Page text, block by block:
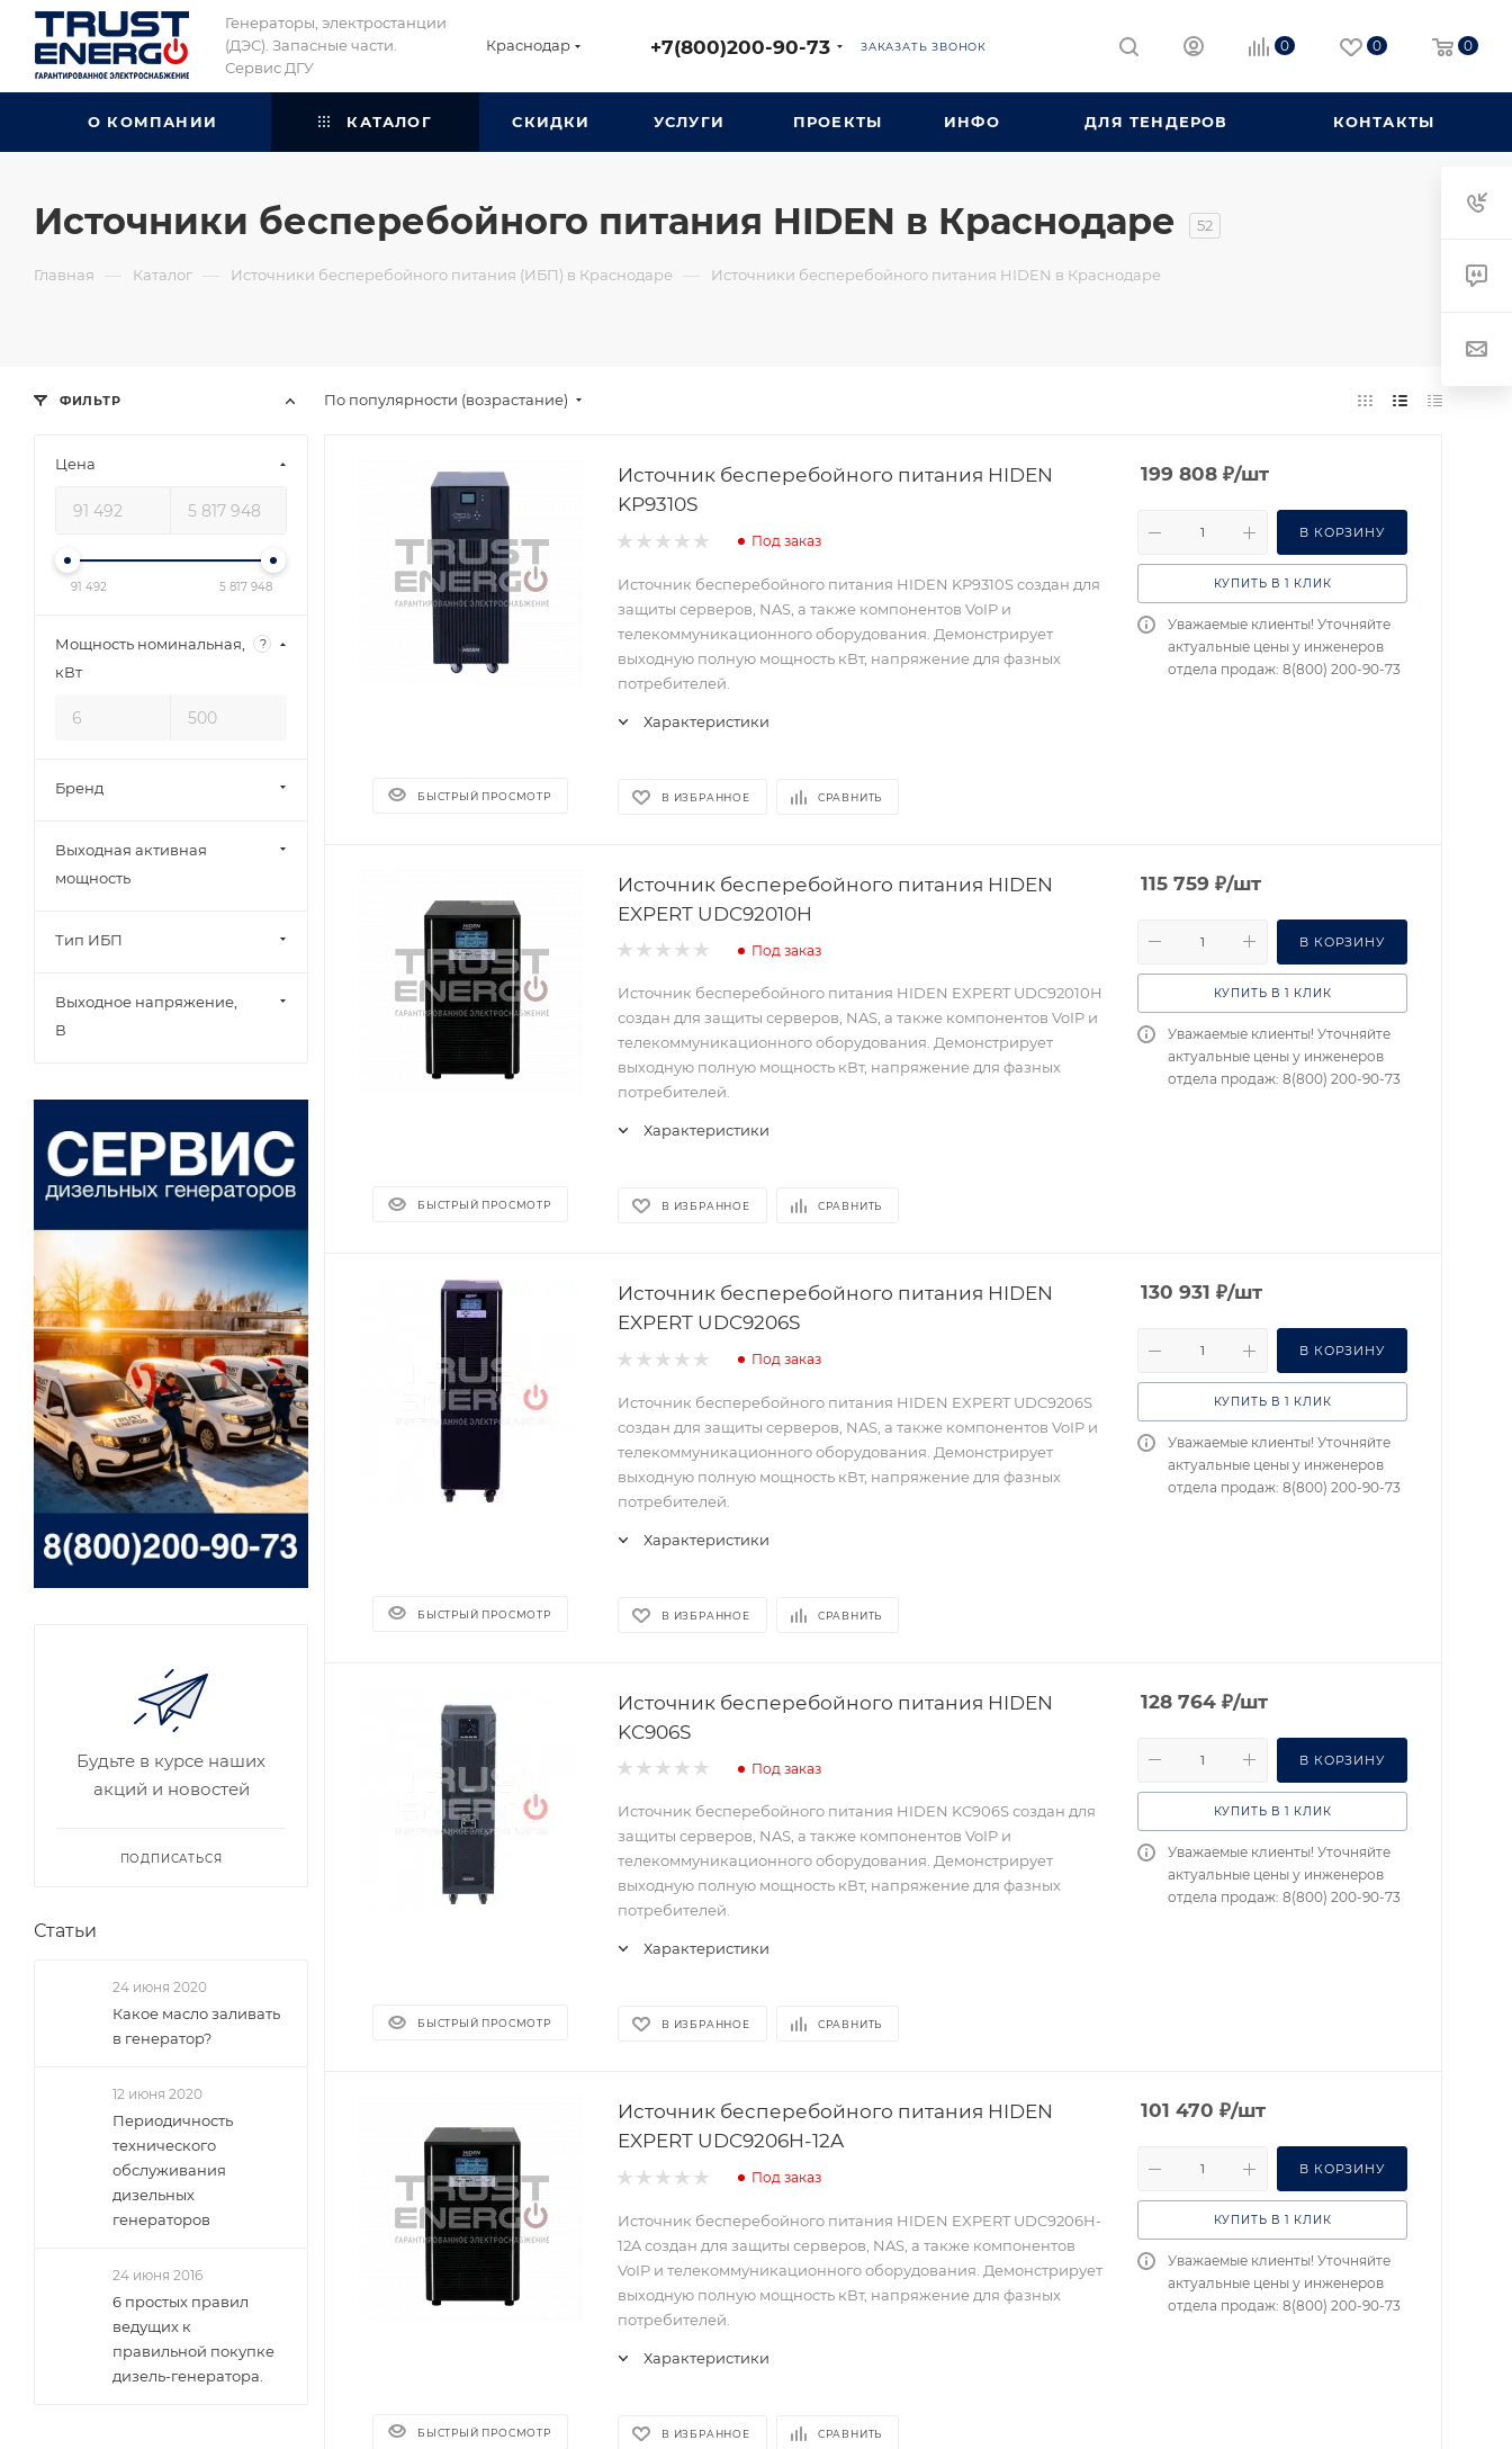
Генераторы, электростанции
(ДЭС). Запасные части.
Сервис ДГУ
Краснодар +7(800)200-90-73 ЗАКАЗАТЬ ЗВОНОК 0 0 0
О КОМПАНИИ КАТАЛОГ СКИДКИ УСЛУГИ ПРОЕКТЫ ИНФО ДЛЯ ТЕНДЕРОВ КОНТАКТЫ
Источники бесперебойного питания HIDEN в Краснодаре 52
Главная — Каталог — Источники бесперебойного питания (ИБП) в Краснодаре — Источники бесперебойного питания HIDEN в Краснодаре
По популярности (возрастание)
БЫСТРЫЙ ПРОСМОТР
Источник бесперебойного питания HIDEN
KP9310S
Под заказ
Источник бесперебойного питания HIDEN KP9310S создан для
защиты серверов, NAS, а также компонентов VoIP и
телекоммуникационного оборудования. Демонстрирует
выходную полную мощность кВт, напряжение для фазных
потребителей.
Характеристики
В ИЗБРАННОЕ СРАВНИТЬ
199 808 ₽/шт
В КОРЗИНУ
КУПИТЬ В 1 КЛИК
Уважаемые клиенты! Уточняйте
актуальные цены у инженеров
отдела продаж: 8(800) 200-90-73
БЫСТРЫЙ ПРОСМОТР
Источник бесперебойного питания HIDEN
EXPERT UDC92010H
Под заказ
Источник бесперебойного питания HIDEN EXPERT UDC92010H
создан для защиты серверов, NAS, а также компонентов VoIP и
телекоммуникационного оборудования. Демонстрирует
выходную полную мощность кВт, напряжение для фазных
потребителей.
Характеристики
В ИЗБРАННОЕ СРАВНИТЬ
115 759 ₽/шт
В КОРЗИНУ
КУПИТЬ В 1 КЛИК
Уважаемые клиенты! Уточняйте
актуальные цены у инженеров
отдела продаж: 8(800) 200-90-73
БЫСТРЫЙ ПРОСМОТР
Источник бесперебойного питания HIDEN
EXPERT UDC9206S
Под заказ
Источник бесперебойного питания HIDEN EXPERT UDC9206S
создан для защиты серверов, NAS, а также компонентов VoIP и
телекоммуникационного оборудования. Демонстрирует
выходную полную мощность кВт, напряжение для фазных
потребителей.
Характеристики
В ИЗБРАННОЕ СРАВНИТЬ
130 931 ₽/шт
В КОРЗИНУ
КУПИТЬ В 1 КЛИК
Уважаемые клиенты! Уточняйте
актуальные цены у инженеров
отдела продаж: 8(800) 200-90-73
БЫСТРЫЙ ПРОСМОТР
Источник бесперебойного питания HIDEN
KC906S
Под заказ
Источник бесперебойного питания HIDEN KC906S создан для
защиты серверов, NAS, а также компонентов VoIP и
телекоммуникационного оборудования. Демонстрирует
выходную полную мощность кВт, напряжение для фазных
потребителей.
Характеристики
В ИЗБРАННОЕ СРАВНИТЬ
128 764 ₽/шт
В КОРЗИНУ
КУПИТЬ В 1 КЛИК
Уважаемые клиенты! Уточняйте
актуальные цены у инженеров
отдела продаж: 8(800) 200-90-73
БЫСТРЫЙ ПРОСМОТР
Источник бесперебойного питания HIDEN
EXPERT UDC9206H-12A
Под заказ
Источник бесперебойного питания HIDEN EXPERT UDC9206H-
12A создан для защиты серверов, NAS, а также компонентов
VoIP и телекоммуникационного оборудования. Демонстрирует
выходную полную мощность кВт, напряжение для фазных
потребителей.
Характеристики
В ИЗБРАННОЕ СРАВНИТЬ
101 470 ₽/шт
В КОРЗИНУ
КУПИТЬ В 1 КЛИК
Уважаемые клиенты! Уточняйте
актуальные цены у инженеров
отдела продаж: 8(800) 200-90-73
ФИЛЬТР
Цена
91 492 5 817 948
Мощность номинальная,
кВт
?
Бренд
Выходная активная
мощность
Тип ИБП
Выходное напряжение,
В
Будьте в курсе наших
акций и новостей
ПОДПИСАТЬСЯ
Статьи
24 июня 2020
Какое масло заливать
в генератор?
12 июня 2020
Периодичность
технического
обслуживания
дизельных
генераторов
24 июня 2016
6 простых правил
ведущих к
правильной покупке
дизель-генератора.